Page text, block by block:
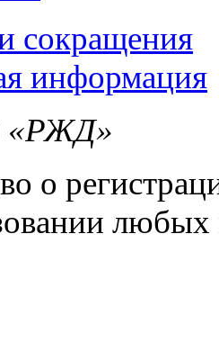
сокращения
информация
«РЖД»
о
любых